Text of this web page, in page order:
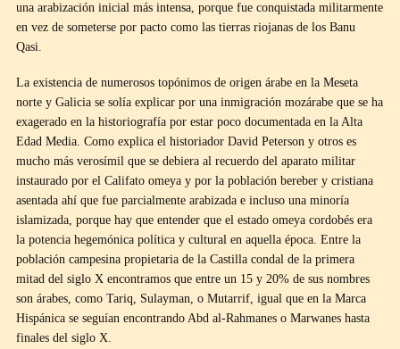
una arabización inicial más intensa, porque fue conquistada militarmente
en vez de someterse por pacto como las tierras riojanas de los Banu
Qasi.
La existencia de numerosos topónimos de origen árabe en la Meseta
norte y Galicia se solía explicar por una inmigración mozárabe que se ha
exagerado en la historiografía por estar poco documentada en la Alta
Edad Media. Como explica el historiador David Peterson y otros es
mucho más verosímil que se debiera al recuerdo del aparato militar
instaurado por el Califato omeya y por la población bereber y cristiana
asentada ahí que fue parcialmente arabizada e incluso una minoría
islamizada, porque hay que entender que el estado omeya cordobés era
la potencia hegemónica política y cultural en aquella época. Entre la
población campesina propietaria de la Castilla condal de la primera
mitad del siglo X encontramos que entre un 15 y 20% de sus nombres
son árabes, como Tariq, Sulayman, o Mutarrif, igual que en la Marca
Hispánica se seguían encontrando Abd al-Rahmanes o Marwanes hasta
finales del siglo X.